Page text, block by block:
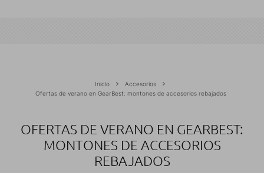
Inicio
Accesorios
Ofertas de verano en GearBest: montones de accesorios rebajados
OFERTAS DE VERANO EN GEARBEST:
MONTONES DE ACCESORIOS
REBAJADOS